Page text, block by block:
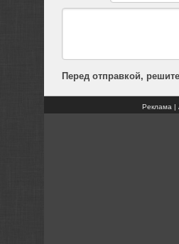
Перед отправкой,
Реклама |